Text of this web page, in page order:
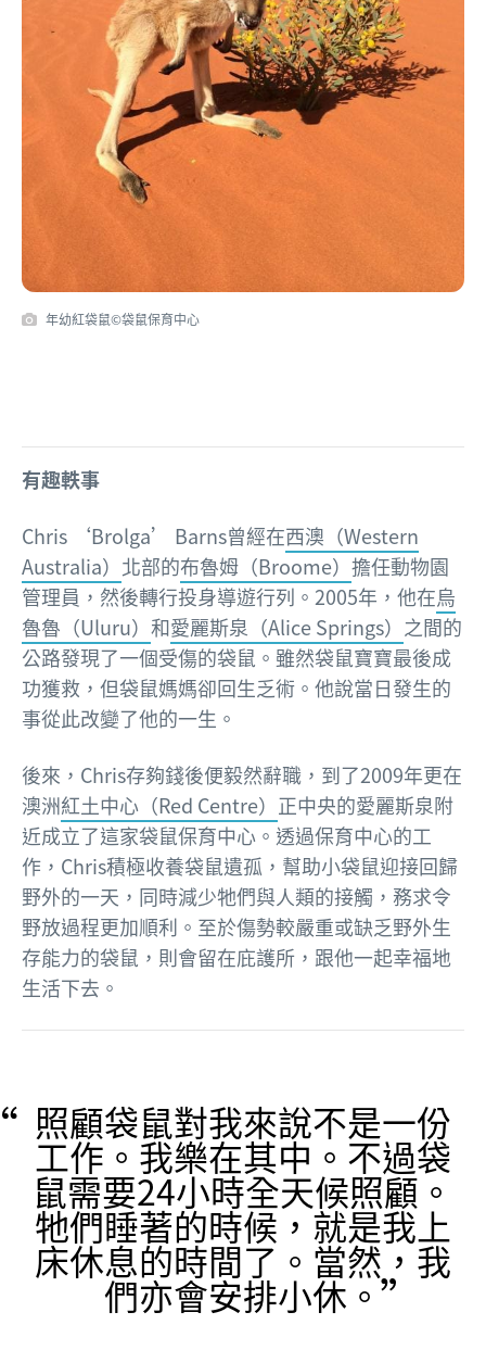
年幼紅袋鼠©袋鼠保育中心
有趣軼事
Chris ‘Brolga’ Barns曾經在西澳（Western
Australia） 北部的布魯姆（Broome） 擔任動物園
管理員，然後轉行投身導遊行列。2005年，他在烏
魯魯（Uluru） 和愛麗斯泉（Alice Springs） 之間的
公路發現了一個受傷的袋鼠。雖然袋鼠寶寶最後成
功獲救，但袋鼠媽媽卻回生乏術。他說當日發生的
事從此改變了他的一生。
後來，Chris存夠錢後便毅然辭職，到了2009年更在
澳洲紅土中心（Red Centre） 正中央的愛麗斯泉附
近成立了這家袋鼠保育中心。透過保育中心的工
作，Chris積極收養袋鼠遺孤，幫助小袋鼠迎接回歸
野外的一天，同時減少牠們與人類的接觸，務求令
野放過程更加順利。至於傷勢較嚴重或缺乏野外生
存能力的袋鼠，則會留在庇護所，跟他一起幸福地
生活下去。
照顧袋鼠對我來說不是一份
工作。我樂在其中。不過袋
鼠需要24小時全天候照顧。
牠們睡著的時候，就是我上
床休息的時間了。當然，我
們亦會安排小休。